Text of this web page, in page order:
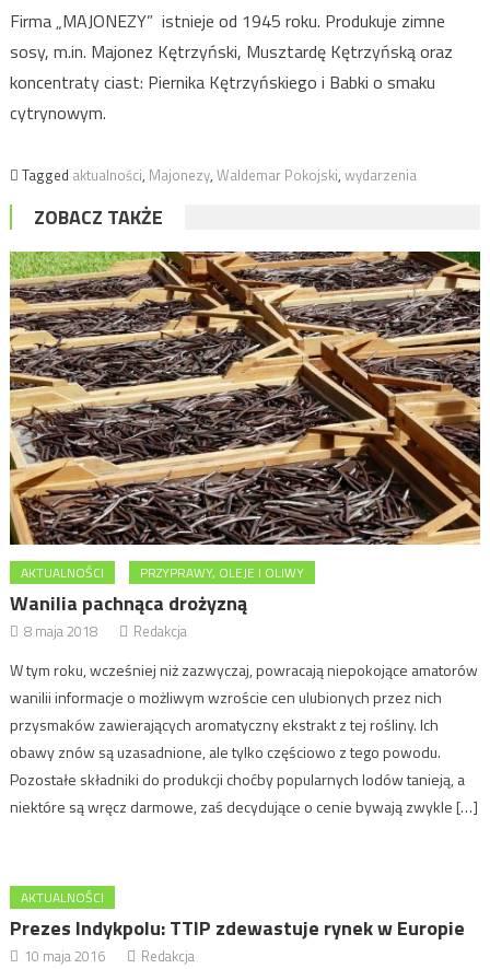
Firma „MAJONEZY” istnieje od 1945 roku. Produkuje zimne
sosy, m.in. Majonez Kętrzyński, Musztardę Kętrzyńską oraz
koncentraty ciast: Piernika Kętrzyńskiego i Babki o smaku
cytrynowym.
Tagged aktualności, Majonezy, Waldemar Pokojski, wydarzenia
ZOBACZ TAKŻE
AKTUALNOŚCI PRZYPRAWY, OLEJE I OLIWY
Wanilia pachnąca drożyzną
8 maja 2018 Redakcja
W tym roku, wcześniej niż zazwyczaj, powracają niepokojące amatorów
wanilii informacje o możliwym wzroście cen ulubionych przez nich
przysmaków zawierających aromatyczny ekstrakt z tej rośliny. Ich
obawy znów są uzasadnione, ale tylko częściowo z tego powodu.
Pozostałe składniki do produkcji choćby popularnych lodów tanieją, a
niektóre są wręcz darmowe, zaś decydujące o cenie bywają zwykle […]
AKTUALNOŚCI
Prezes Indykpolu: TTIP zdewastuje rynek w Europie
10 maja 2016 Redakcja